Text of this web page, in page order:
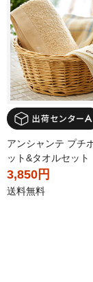
アンシャンテ プチ
ット&タオルセット
3,850円
送料無料